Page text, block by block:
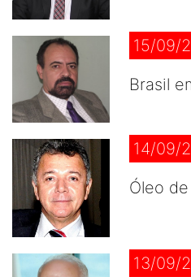
15/09/
Brasil
14/09/
Óleo
13/09/